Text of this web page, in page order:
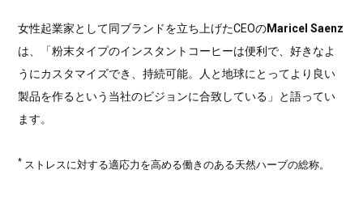
女性起業家として同ブランドを立ち上げたCEOのMaricel Saenz
は、「粉末タイプのインスタントコーヒーは便利で、好きなよ
うにカスタマイズでき、持続可能。人と地球にとってより良い
製品を作るという当社のビジョンに合致している」と語ってい
ます。
* ストレスに対する適応力を高める働きのある天然ハーブの総称。